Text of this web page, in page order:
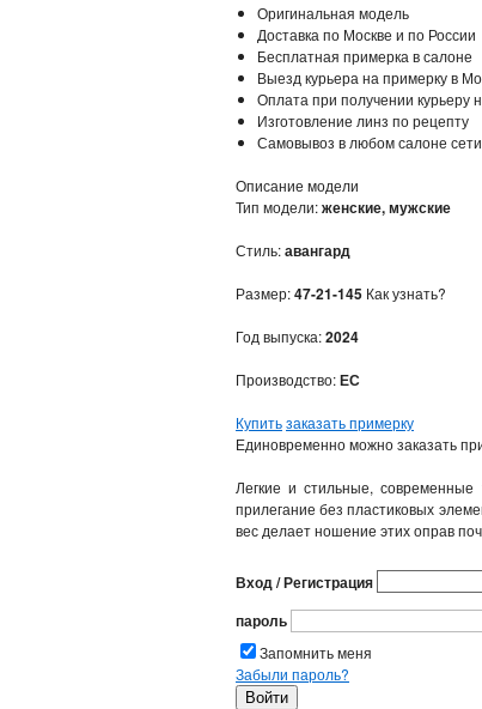
Оригинальная модель
Доставка по Москве и по России
Бесплатная примерка в салоне
Выезд курьера на примерку в
Оплата при получении курьеру
Изготовление линз по рецепту
Самовывоз в любом салоне сети
Описание модели
Тип модели:женские, мужские
Стиль:авангард
Размер:47-21-145 Как узнать?
Год выпуска:2024
Производство:ЕС
Купитьзаказать примерку
Единовременно можно заказать
Легкие и стильные,
прилегание без пластиковых
вес делает ношение этих оправ
Вход / Регистрация
пароль
Запомнить меня
Забыли пароль?